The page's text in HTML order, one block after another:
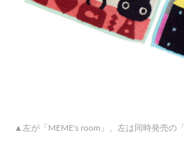
左が「MEME's room」、左は同時発売の